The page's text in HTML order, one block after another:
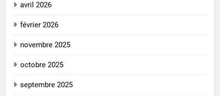
avril 2026
février 2026
novembre 2025
octobre 2025
septembre 2025